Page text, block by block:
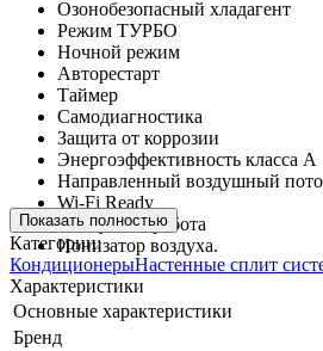
Озонобезопасный хладагент
Режим ТУРБО
Ночной режим
Авторестарт
Таймер
Самодиагностика
Защита от коррозии
Энергоэффективность класса А
Направленный воздушный
Wi-Fi Ready
Бесшумная работа
Ионизатор воздуха.
Показать полностью
Категории:
КондиционерыНастенные сплит
Характеристики
Основные характеристики
Бренд